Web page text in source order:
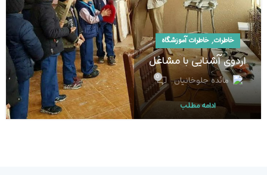
خاطرات,خاطرات آموزشگاه
اردوی آشنایی با مشاغل
مائده جلوخانیان 0
ادامه مطلب